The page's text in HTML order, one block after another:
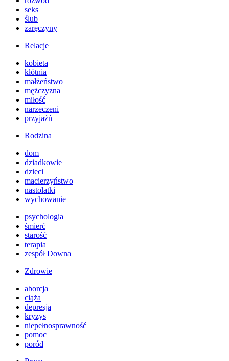
seks
ślub
zaręczyny
Relacje
kobieta
kłótnia
małżeństwo
mężczyzna
miłość
narzeczeni
przyjaźń
Rodzina
dom
dziadkowie
dzieci
macierzyństwo
nastolatki
wychowanie
psychologia
śmierć
starość
terapia
zespół Downa
Zdrowie
aborcja
ciąża
depresja
kryzys
niepełnosprawność
pomoc
poród